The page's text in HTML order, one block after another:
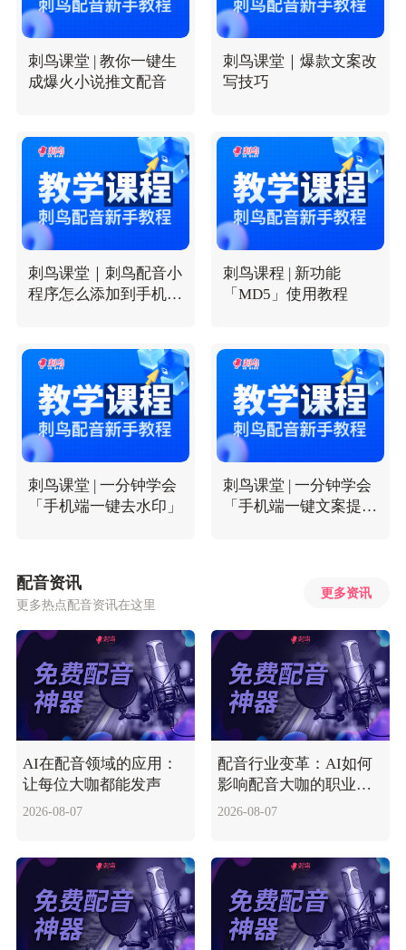
刺鸟课堂 | 教你一键生
成爆火小说推文配音
刺鸟课堂｜爆款文案改
写技巧
刺鸟课堂｜刺鸟配音小
程序怎么添加到手机桌
刺鸟课程 | 新功能
「MD5」使用教程
刺鸟课堂 | 一分钟学会
「手机端一键去水印」
刺鸟课堂 | 一分钟学会
「手机端一键文案提
配音资讯
更多热点配音资讯在这里
更多资讯
AI在配音领域的应用：
让每位大咖都能发声
2026-08-07
配音行业变革：AI如何
影响配音大咖的职业生
涯
2026-08-07